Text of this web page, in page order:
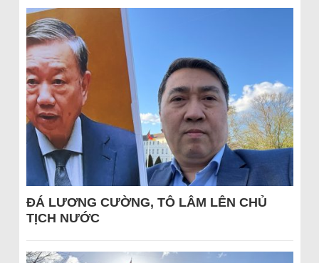
ĐÁ LƯƠNG CƯỜNG, TÔ LÂM LÊN CHỦ
TỊCH NƯỚC